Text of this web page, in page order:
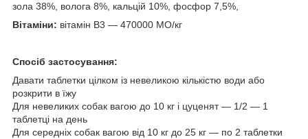
зола 38%, волога 8%, кальцій 10%, фосфор 7,5%,
Вітаміни: вітамін В3 — 470000 МО/кг
Спосіб застосування:
Давати таблетки цілком із невеликою кількістю води або
розкрити в їжу
Для невеликих собак вагою до 10 кг і цуценят — 1/2 — 1
таблетці на день
Для середніх собак вагою від 10 кг до 25 кг — по 2 таблетки